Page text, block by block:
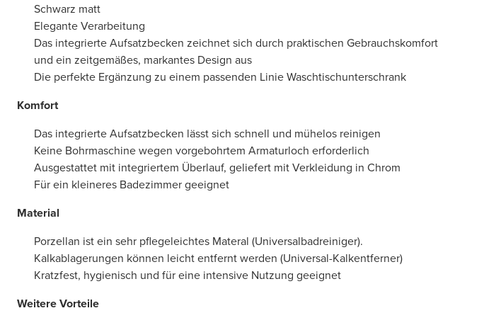
Schwarz matt
Elegante Verarbeitung
Das integrierte Aufsatzbecken zeichnet sich durch praktischen Gebrauchskomfort
und ein zeitgemäßes, markantes Design aus
Die perfekte Ergänzung zu einem passenden Linie Waschtischunterschrank
Komfort
Das integrierte Aufsatzbecken lässt sich schnell und mühelos reinigen
Keine Bohrmaschine wegen vorgebohrtem Armaturloch erforderlich
Ausgestattet mit integriertem Überlauf, geliefert mit Verkleidung in Chrom
Für ein kleineres Badezimmer geeignet
Material
Porzellan ist ein sehr pflegeleichtes Materal (Universalbadreiniger).
Kalkablagerungen können leicht entfernt werden (Universal-Kalkentferner)
Kratzfest, hygienisch und für eine intensive Nutzung geeignet
Weitere Vorteile